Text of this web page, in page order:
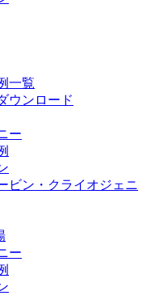
一覧
ウンロード
ー
ビン・クライオジェニ
ー